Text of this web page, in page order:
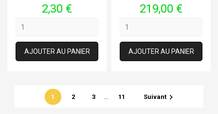
Prix
2,30 €
AJOUTER AU PANIER
Prix
219,00 €
AJOUTER AU PANIER
1 2 3 11 Suivant